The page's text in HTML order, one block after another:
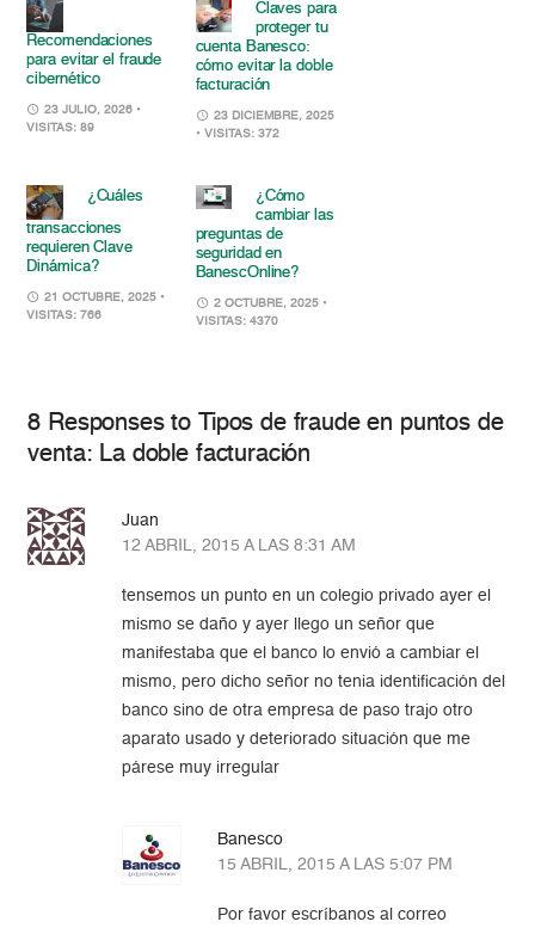
Recomendaciones
para evitar el fraude
cibernético
23 JULIO, 2026 •
VISITAS: 89
Claves para
proteger tu
cuenta Banesco:
cómo evitar la doble
facturación
23 DICIEMBRE, 2025
• VISITAS: 372
¿Cuáles
transacciones
requieren Clave
Dinámica?
21 OCTUBRE, 2025 •
VISITAS: 766
¿Cómo
cambiar las
preguntas de
seguridad en
BanescOnline?
2 OCTUBRE, 2025 •
VISITAS: 4370
8 Responses to Tipos de fraude en puntos de
venta: La doble facturación
Juan
12 ABRIL, 2015 A LAS 8:31 AM
tensemos un punto en un colegio privado ayer el
mismo se daño y ayer llego un señor que
manifestaba que el banco lo envió a cambiar el
mismo, pero dicho señor no tenia identificación del
banco sino de otra empresa de paso trajo otro
aparato usado y deteriorado situación que me
párese muy irregular
Banesco
15 ABRIL, 2015 A LAS 5:07 PM
Por favor escríbanos al correo